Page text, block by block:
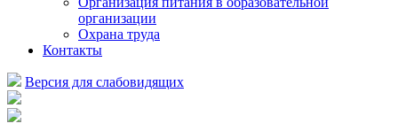
организации
Охрана труда
Контакты
Версия для слабовидящих